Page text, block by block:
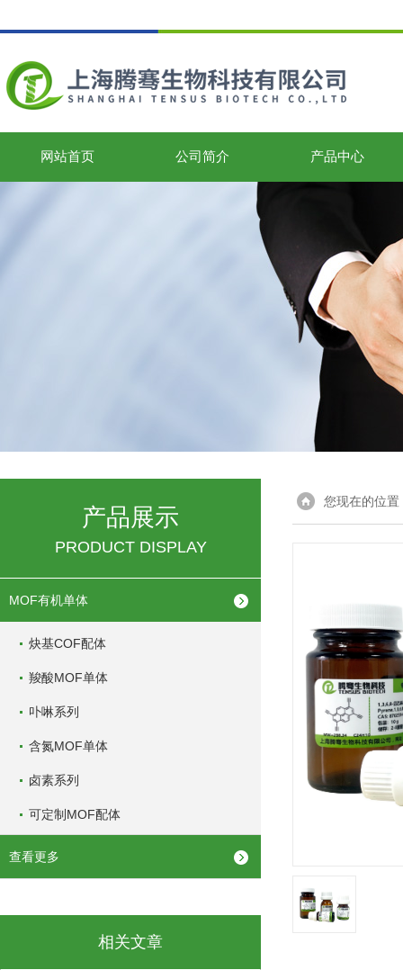
网站首页 公司简介 产品中心
产品展示
PRODUCT DISPLAY
MOF有机单体
炔基COF配体
羧酸MOF单体
卟啉系列
含氮MOF单体
卤素系列
可定制MOF配体
查看更多
相关文章
您现在的位置